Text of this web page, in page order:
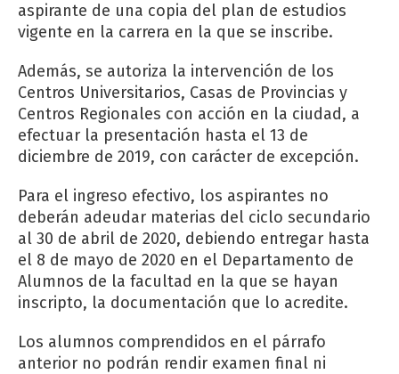
aspirante de una copia del plan de estudios
vigente en la carrera en la que se inscribe.
Además, se autoriza la intervención de los
Centros Universitarios, Casas de Provincias y
Centros Regionales con acción en la ciudad, a
efectuar la presentación hasta el 13 de
diciembre de 2019, con carácter de excepción.
Para el ingreso efectivo, los aspirantes no
deberán adeudar materias del ciclo secundario
al 30 de abril de 2020, debiendo entregar hasta
el 8 de mayo de 2020 en el Departamento de
Alumnos de la facultad en la que se hayan
inscripto, la documentación que lo acredite.
Los alumnos comprendidos en el párrafo
anterior no podrán rendir examen final ni